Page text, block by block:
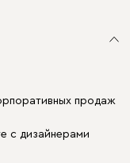
продаж
с дизайнерами